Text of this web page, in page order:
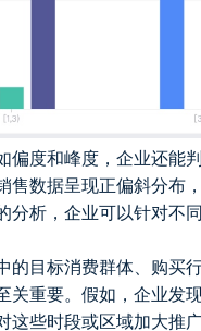
偏度和峰度，企业还能
售数据呈现正偏斜分布
分析，企业可以针对不
的目标消费群体、购买
关重要。假如，企业发
这些时段或区域加大推